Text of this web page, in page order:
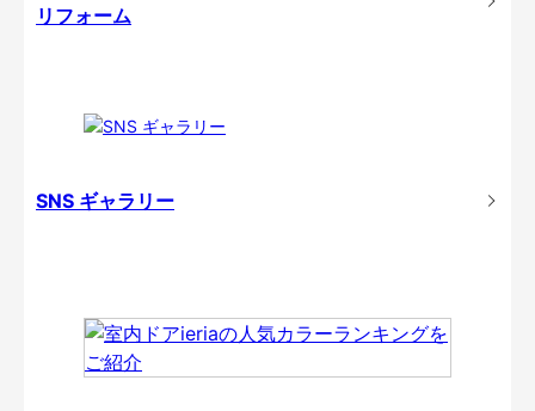
リフォーム
SNS ギャラリー